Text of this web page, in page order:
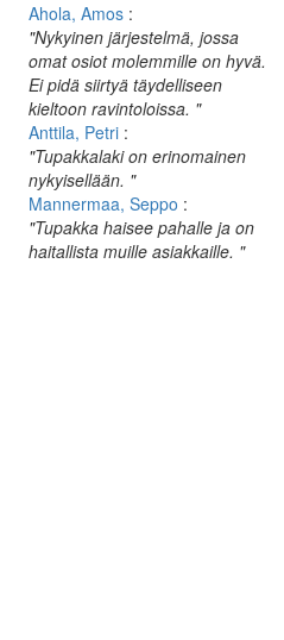
Ahola, Amos :
"Nykyinen järjestelmä, jossa
omat osiot molemmille on hyvä.
Ei pidä siirtyä täydelliseen
kieltoon ravintoloissa. "
Anttila, Petri :
"Tupakkalaki on erinomainen
nykyisellään. "
Mannermaa, Seppo :
"Tupakka haisee pahalle ja on
haitallista muille asiakkaille. "